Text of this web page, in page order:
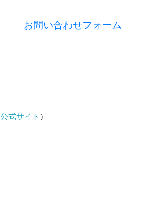
お問い合わせフォーム
公式サイト ）